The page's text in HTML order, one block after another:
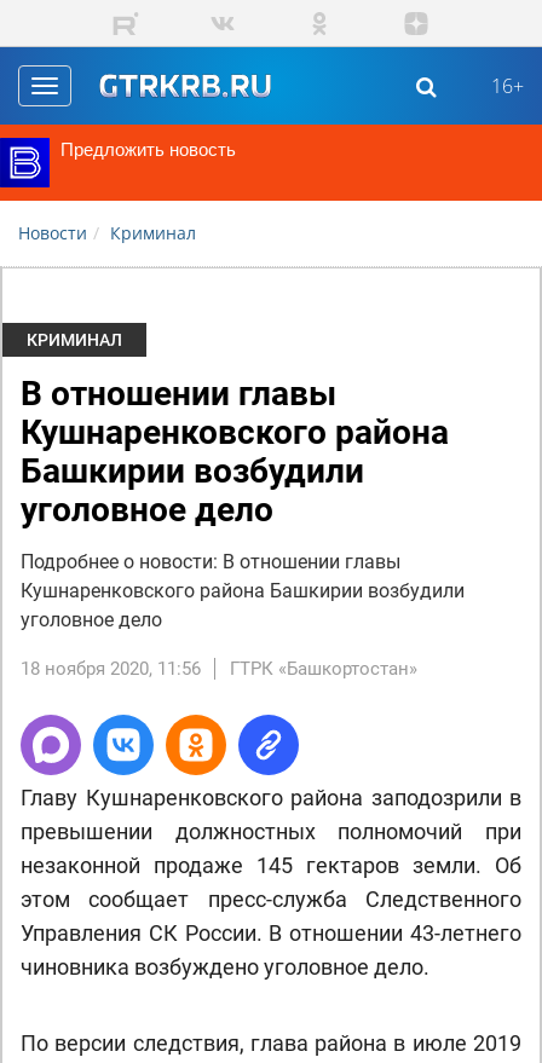
Перейти к основному содержанию
Toggle
navigation
16+
Предложить новость
Новости Криминал
КРИМИНАЛ
​В отношении главы
Кушнаренковского района
Башкирии возбудили
уголовное дело
Подробнее о новости: ​В отношении главы
Кушнаренковского района Башкирии возбудили
уголовное дело
18 ноября 2020, 11:56 ГТРК «Башкортостан»
Главу Кушнаренковского района заподозрили в
превышении должностных полномочий при
незаконной продаже 145 гектаров земли. Об
этом сообщает пресс-служба Следственного
Управления СК России. В отношении 43-летнего
чиновника возбуждено уголовное дело.
По версии следствия, глава района в июле 2019